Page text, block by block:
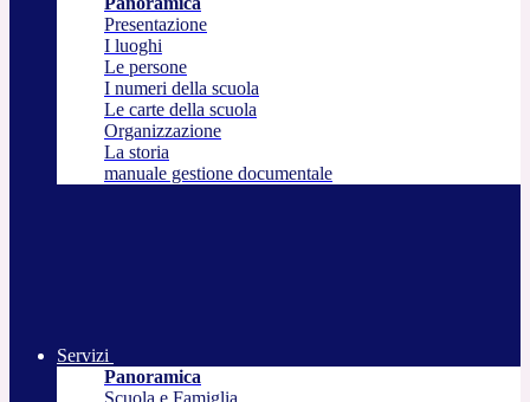
Presentazione
I luoghi
Le persone
I numeri della scuola
Le carte della scuola
Organizzazione
La storia
manuale gestione documentale
Servizi
Panoramica